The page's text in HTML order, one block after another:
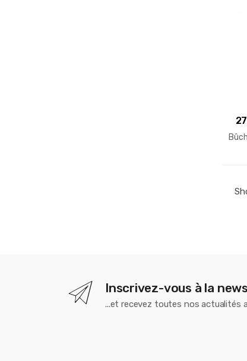
Inscrivez-vous à la
...et recevez toutes nos actualités